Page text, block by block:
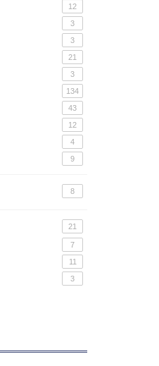
12
3
3
21
3
134
43
12
4
9
8
21
7
11
3